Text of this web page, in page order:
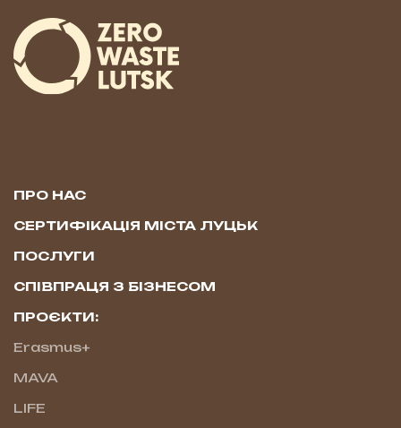
ПРО НАС
СЕРТИФІКАЦІЯ МІСТА ЛУЦЬК
ПОСЛУГИ
СПІВПРАЦЯ З БІЗНЕСОМ
ПРОЄКТИ:
Erasmus+
MAVA
LIFE